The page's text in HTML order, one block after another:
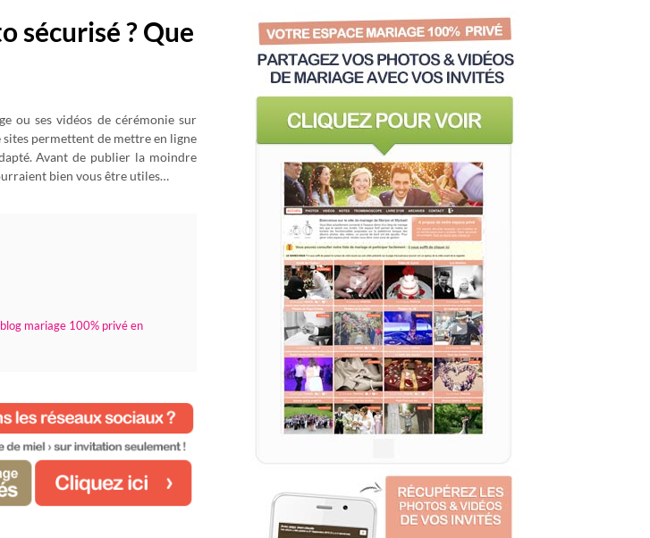
sécurisé ? Que
ou ses vidéos de cérémonie sur
permettent de mettre en ligne
Avant de publier la moindre
bien vous être utiles…
mariage 100% privé en